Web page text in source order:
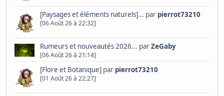
[Paysages et éléments naturels]... par pierrot73210
[06 Août 26 à 22:32]
Rumeurs et nouveautés 2026... parZeGaby
[06 Août 26 à 21:14]
[Flore et Botanique]par pierrot73210
[01 Août 26 à 22:27]